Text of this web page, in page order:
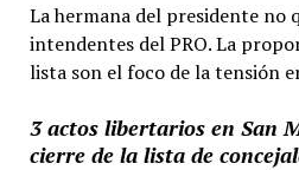
La hermana del presidente no
intendentes del PRO. La
lista son el foco de la tensión
3 actos libertarios en San
cierre de la lista de